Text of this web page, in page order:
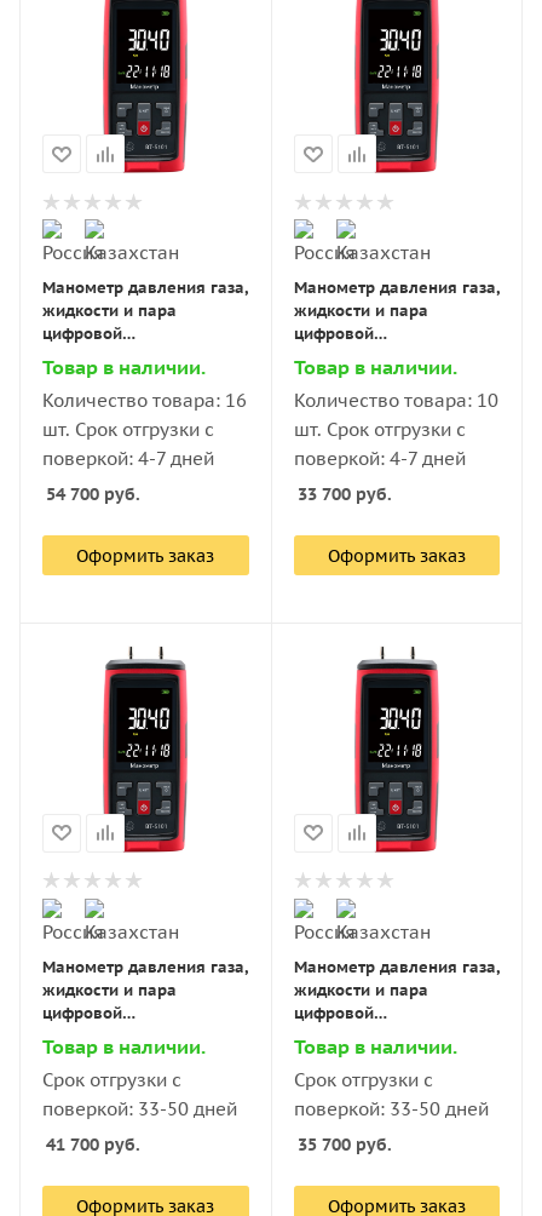
Манометр давления газа,
жидкости и пара
цифровой
дифференциальный В7-
5101 ±0,25 кПа
Товар в наличии.
Количество товара: 16
шт. Срок отгрузки с
поверкой: 4-7 дней
54 700 руб.
Оформить заказ
Манометр давления газа,
жидкости и пара
цифровой
дифференциальный В7-
5101 ±0,5 кПа
Товар в наличии.
Количество товара: 10
шт. Срок отгрузки с
поверкой: 4-7 дней
33 700руб.
Оформить заказ
Манометр давления газа,
жидкости и пара
цифровой
дифференциальный В7-
5101 ±1 кПа
Товар в наличии.
Срок отгрузки с
поверкой: 33-50 дней
41 700 руб.
Оформить заказ
Манометр давления газа,
жидкости и пара
цифровой
дифференциальный В7-
5101 ±2 кПа
Товар в наличии.
Срок отгрузки с
поверкой: 33-50 дней
35 700руб.
Оформить заказ